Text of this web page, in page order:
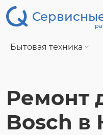
Бытовая техника
Ремонт
Bosch в